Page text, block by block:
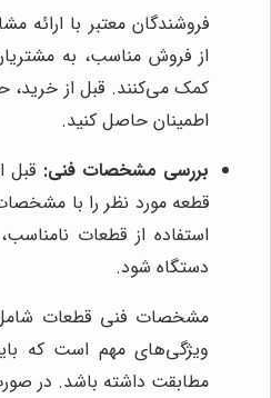
فروشندگان معتبر با
از فروش مناسب، به
کمک می‌کنند. قبل از خرید،
اطمینان حاصل کنید.
بررسی مشخصات فنی: قبل
قطعه مورد نظر را با
استفاده از قطعات
دستگاه شود.
مشخصات فنی قطعات شامل
ویژگی‌های مهم است که
مطابقت داشته باشد. در